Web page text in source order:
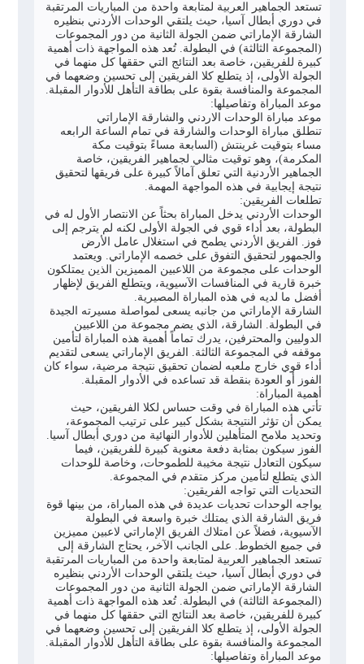
تستعد الجماهير العربية لمتابعة واحدة من المباريات المرتقبة
في دوري أبطال آسيا، حيث يلتقي الوحدات الأردني بنظيره
الشارقة الإماراتي ضمن الجولة الثانية من دور المجموعات
(المجموعة الثالثة) في البطولة. تُعد هذه المواجهة ذات أهمية
كبيرة للفريقين، خاصة بعد النتائج التي حققها كل منهما في
الجولة الأولى، إذ يتطلع كلا الفريقين إلى تحسين وضعهما في
المجموعة والمنافسة بقوة على بطاقة التأهل للأدوار المقبلة.
موعد المباراة وتفاصيلها:
موعد مباراة الوحدات الاردني والشارقة الإماراتي
تنطلق مباراة الوحدات والشارقة في تمام الساعة الرابعه
مساء بتوقيت غرينتش (السابعة مساءً بتوقيت مكة
المكرمة)، وهو توقيت مثالي لجماهير الفريقين، خاصة
الجماهير الأردنية التي تعلق آمالاً كبيرة على فريقها لتحقيق
نتيجة إيجابية في هذه المواجهة المهمة.
تطلعات الفريقين:
الوحدات الأردني يدخل المباراة بحثاً عن الانتصار الأول له في
البطولة، بعد أداء قوي في الجولة الأولى لكنه لم يترجم إلى
فوز. الفريق الأردني يطمح في استغلال عامل الأرض
والجمهور لتحقيق التفوق على خصمه الإماراتي. ويعتمد
الوحدات على مجموعة من اللاعبين المميزين الذين يمتلكون
خبرة قارية في المنافسات الآسيوية، ويتطلع الفريق لإظهار
أفضل ما لديه في هذه المباراة المصيرية.
الشارقة الإماراتي من جانبه يسعى لمواصلة مسيرته الجيدة
في البطولة. الشارقة، الذي يضم مجموعة من اللاعبين
الدوليين والمحترفين، يدرك تماماً أهمية هذه المباراة لتأمين
موقفه في المجموعة الثالثة. الفريق الإماراتي يسعى لتقديم
أداء قوي خارج ملعبه لضمان تحقيق نتيجة مرضية، سواء كان
الفوز أو العودة بنقطة قد تساعده في الأدوار المقبلة.
أهمية المباراة:
تأتي هذه المباراة في وقت حساس لكلا الفريقين، حيث
يمكن أن تؤثر النتيجة بشكل كبير على ترتيب المجموعة،
وتحديد ملامح المتأهلين للأدوار النهائية من دوري أبطال آسيا.
الفوز سيكون بمثابة دفعة معنوية كبيرة للفريقين، فيما
سيكون التعادل نتيجة مخيبة للطموحات، وخاصة للوحدات
الذي يتطلع لتأمين مركز متقدم في المجموعة.
التحديات التي تواجه الفريقين:
يواجه الوحدات تحديات عديدة في هذه المباراة، من بينها قوة
فريق الشارقة الذي يمتلك خبرة واسعة في البطولة
الآسيوية، فضلاً عن امتلاك الفريق الإماراتي لاعبين مميزين
في جميع الخطوط. على الجانب الآخر، يحتاج الشارقة إلى
تستعد الجماهير العربية لمتابعة واحدة من المباريات المرتقبة
في دوري أبطال آسيا، حيث يلتقي الوحدات الأردني بنظيره
الشارقة الإماراتي ضمن الجولة الثانية من دور المجموعات
(المجموعة الثالثة) في البطولة. تُعد هذه المواجهة ذات أهمية
كبيرة للفريقين، خاصة بعد النتائج التي حققها كل منهما في
الجولة الأولى، إذ يتطلع كلا الفريقين إلى تحسين وضعهما في
المجموعة والمنافسة بقوة على بطاقة التأهل للأدوار المقبلة.
موعد المباراة وتفاصيلها: